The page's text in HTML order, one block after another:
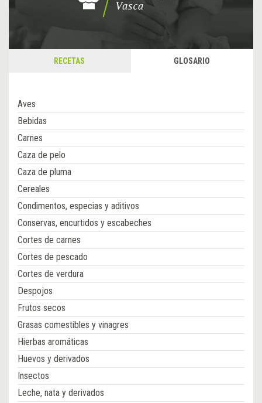
RECETAS GLOSARIO
Aves
Bebidas
Carnes
Caza de pelo
Caza de pluma
Cereales
Condimentos, especias y aditivos
Conservas, encurtidos y escabeches
Cortes de carnes
Cortes de pescado
Cortes de verdura
Despojos
Frutos secos
Grasas comestibles y vinagres
Hierbas aromáticas
Huevos y derivados
Insectos
Leche, nata y derivados